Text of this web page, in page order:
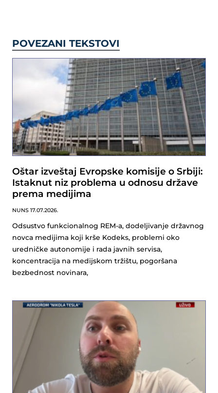
POVEZANI TEKSTOVI
Oštar izveštaj Evropske komisije o Srbiji:
Istaknut niz problema u odnosu države
prema medijima
NUNS 17.07.2026.
Odsustvo funkcionalnog REM-a, dodeljivanje državnog
novca medijima koji krše Kodeks, problemi oko
uredničke autonomije i rada javnih servisa,
koncentracija na medijskom tržištu, pogoršana
bezbednost novinara,